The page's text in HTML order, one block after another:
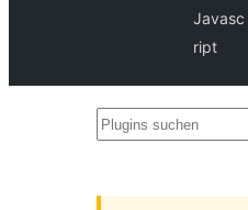
Javasc
ript
Plugins